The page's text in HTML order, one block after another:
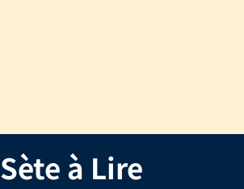
Sète à Lire